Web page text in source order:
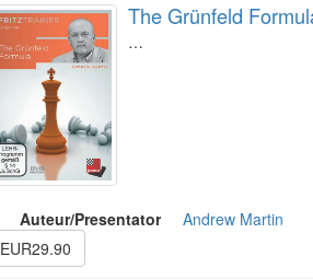
The Grünfeld
…
Auteur/Presentator
Andrew Martin
EUR29.90